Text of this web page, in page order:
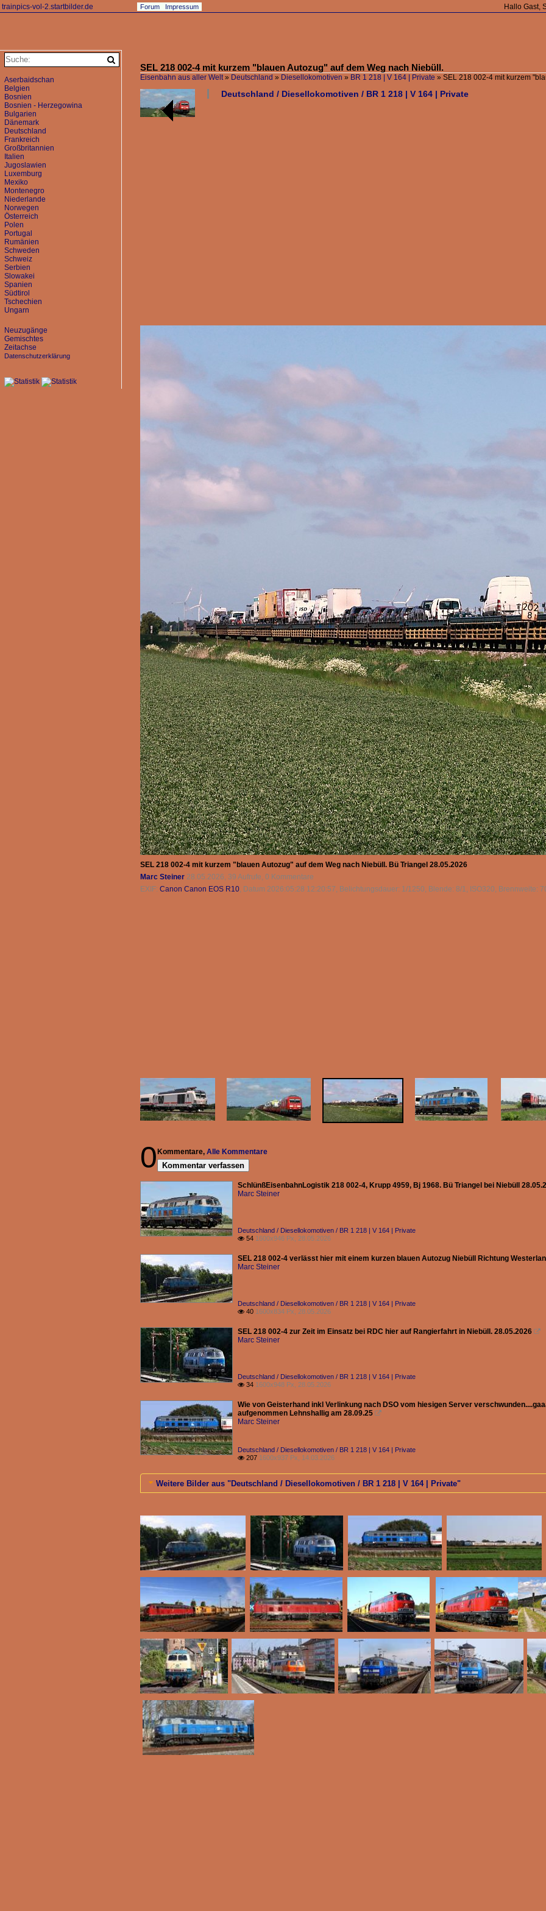
trainpics-vol-2.startbilder.de Hallo Gast,
Forum Impressum
SEL 218 002-4 mit kurzem "blauen Autozug" auf dem Weg nach Niebüll.
Eisenbahn aus aller Welt» Deutschland » Diesellokomotiven » BR 1 218 | V 164 | Private » SEL 218 002-4 mit kurzem
Deutschland / Diesellokomotiven / BR 1 218 | V 164 | Private
SEL 218 002-4 mit kurzem "blauen Autozug" auf dem Weg nach Niebüll. Bü Triangel 28.05.2026
Marc Steiner 28.05.2026, 39 Aufrufe, 0 Kommentare
EXIF: Canon Canon EOS R10, Datum 2026:05:28 12:20:57, Belichtungsdauer: 1/1250, Blende: 8/1, ISO320, Brennweite:
0 Kommentare, Alle Kommentare
Kommentar verfassen
SchlünßEisenbahnLogistik 218 002-4, Krupp 4959, Bj 1968. Bü Triangel bei Niebüll
Marc Steiner
Deutschland / Diesellokomotiven / BR 1 218 | V 164 | Private
 54 1600x946 Px, 28.05.2026
SEL 218 002-4 verlässt hier mit einem kurzen blauen Autozug Niebüll Richtung
Marc Steiner
Deutschland / Diesellokomotiven / BR 1 218 | V 164 | Private
 40 1600x834 Px, 28.05.2026
SEL 218 002-4 zur Zeit im Einsatz bei RDC hier auf Rangierfahrt in Niebüll. 28.05.2026 
Marc Steiner
Deutschland / Diesellokomotiven / BR 1 218 | V 164 | Private
 34 1600x948 Px, 28.05.2026
Wie von Geisterhand inkl Verlinkung nach DSO vom hiesigen Server
aufgenommen Lehnshallig am 28.09.25 
Marc Steiner
Deutschland / Diesellokomotiven / BR 1 218 | V 164 | Private
 207 1600x937 Px, 14.03.2026
Weitere Bilder aus "Deutschland / Diesellokomotiven / BR 1 218 | V 164 | Private"
Aserbaidschan
Belgien
Bosnien
Bosnien - Herzegowina
Bulgarien
Dänemark
Deutschland
Frankreich
Großbritannien
Italien
Jugoslawien
Luxemburg
Mexiko
Montenegro
Niederlande
Norwegen
Österreich
Polen
Portugal
Rumänien
Schweden
Schweiz
Serbien
Slowakei
Spanien
Südtirol
Tschechien
Ungarn
Neuzugänge
Gemischtes
Zeitachse
Datenschutzerklärung